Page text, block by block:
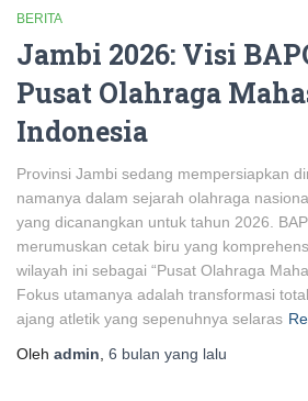
BERITA
Jambi 2026: Visi
Pusat Olahraga
Indonesia
Provinsi Jambi sedang mempersiapkan
namanya dalam sejarah olahraga
yang dicanangkan untuk tahun 2026.
merumuskan cetak biru yang
wilayah ini sebagai “Pusat Olahraga
Fokus utamanya adalah transformasi
ajang atletik yang sepenuhnya selaras
Oleh admin 6 bulan yang lalu